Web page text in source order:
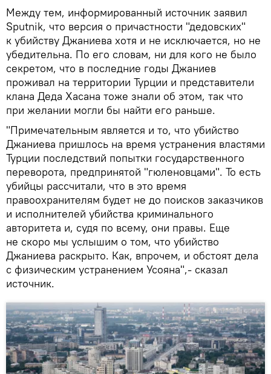
Между тем, информированный источник заявил
Sputnik, что версия о причастности "дедовских"
к убийству Джаниева хотя и не исключается, но не
убедительна. По его словам, ни для кого не было
секретом, что в последние годы Джаниев
проживал на территории Турции и представители
клана Деда Хасана тоже знали об этом, так что
при желании могли бы найти его раньше.
"Примечательным является и то, что убийство
Джаниева пришлось на время устранения властями
Турции последствий попытки государственного
переворота, предпринятой "гюленовцами". То есть
убийцы рассчитали, что в это время
правоохранителям будет не до поисков заказчиков
и исполнителей убийства криминального
авторитета и, судя по всему, они правы. Еще
не скоро мы услышим о том, что убийство
Джаниева раскрыто. Как, впрочем, и обстоят дела
с физическим устранением Усояна",- сказал
источник.